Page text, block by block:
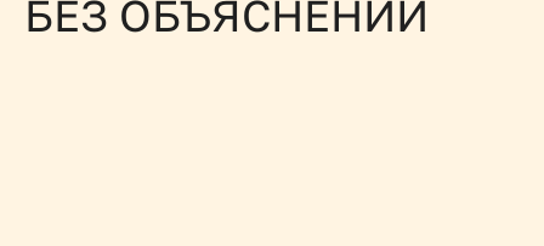
БЕЗ ОБЪЯСНЕНИЙ